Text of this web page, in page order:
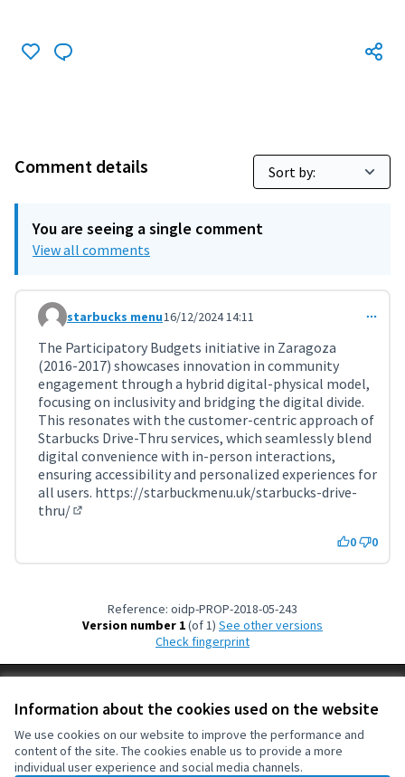
Information about the cookies used on the website
We use cookies on our website to improve the performance and
content of the site. The cookies enable us to provide a more
individual user experience and social media channels.
Comment details
You are seeing a single comment
View all comments
Comment 9901
starbucks menu16/12/2024 14:11
The Participatory Budgets initiative in Zaragoza
(2016-2017) showcases innovation in community
engagement through a hybrid digital-physical model,
focusing on inclusivity and bridging the digital divide.
This resonates with the customer-centric approach of
Starbucks Drive-Thru services, which seamlessly blend
digital convenience with in-person interactions,
ensuring accessibility and personalized experiences for
all users. https://starbuckmenu.uk/starbucks-drive-
thru/
0 0
Reference: oidp-PROP-2018-05-243
Version number 1(of 1)
see other versions
Check fingerprint
Cookie settings
(External link)
OIDP at Facebook
(External link)
OIDP at YouTube
(External link)
English
Choose languageChoisir la langueElegir el idioma